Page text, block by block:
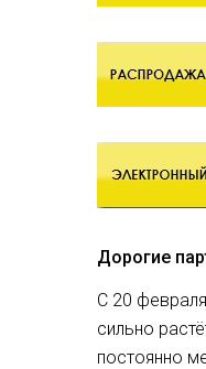
Дорогие
С 20
сильно
постоянно